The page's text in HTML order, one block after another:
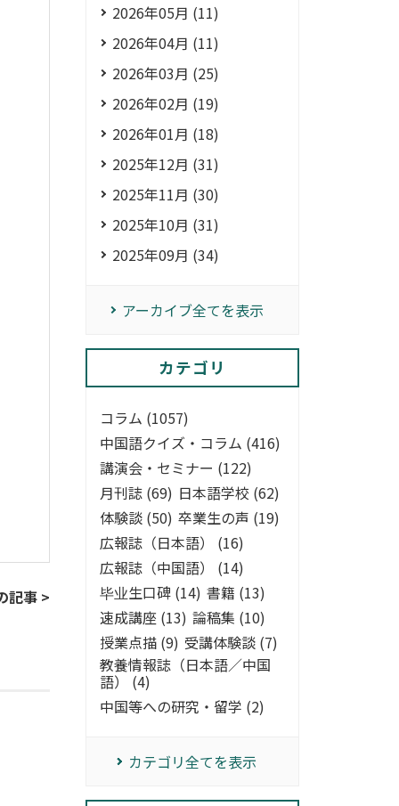
記事 >
2026年05月 (11)
2026年04月 (11)
2026年03月 (25)
2026年02月 (19)
2026年01月 (18)
2025年12月 (31)
2025年11月 (30)
2025年10月 (31)
2025年09月 (34)
アーカイブ全てを表示
カテゴリ
コラム (1057)
中国語クイズ・コラム (416)
講演会・セミナー (122)
月刊誌 (69) 日本語学校 (62)
体験談 (50) 卒業生の声 (19)
広報誌（日本語） (16)
広報誌（中国語） (14)
毕业生口碑 (14) 書籍 (13)
速成講座 (13) 論稿集 (10)
授業点描 (9) 受講体験談 (7)
教養情報誌（日本語／中国
語） (4)
中国等への研究・留学 (2)
カテゴリ全てを表示